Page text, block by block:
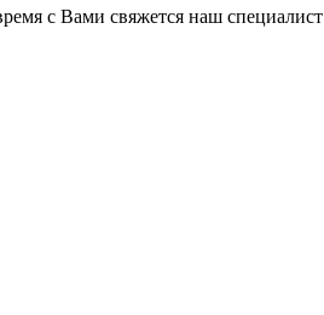
с Вами свяжется наш специалист